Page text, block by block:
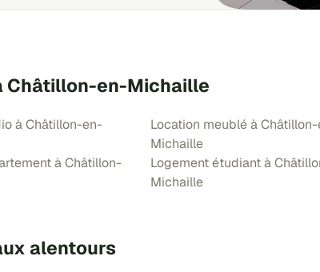
Châtillon-en-Michaille
à Châtillon-en-
à Châtillon-
Location meublé à
Michaille
Logement étudiant à
Michaille
alentours